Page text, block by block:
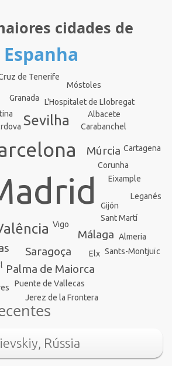
cidades de
Espanha
Sevilha
Saragoça
Málaga
Múrcia
Palma de Maiorca
Vigo
Gijón
Eixample
L'Hospitalet de Llobregat
Carabanchel
Corunha
Puente de Vallecas
Sant Martí
Granada
Elx
de Tenerife
Cartagena
Jerez de la Frontera
Móstoles
Almeria
Leganés
Sants-Montjuïc
Albacete
Rússia